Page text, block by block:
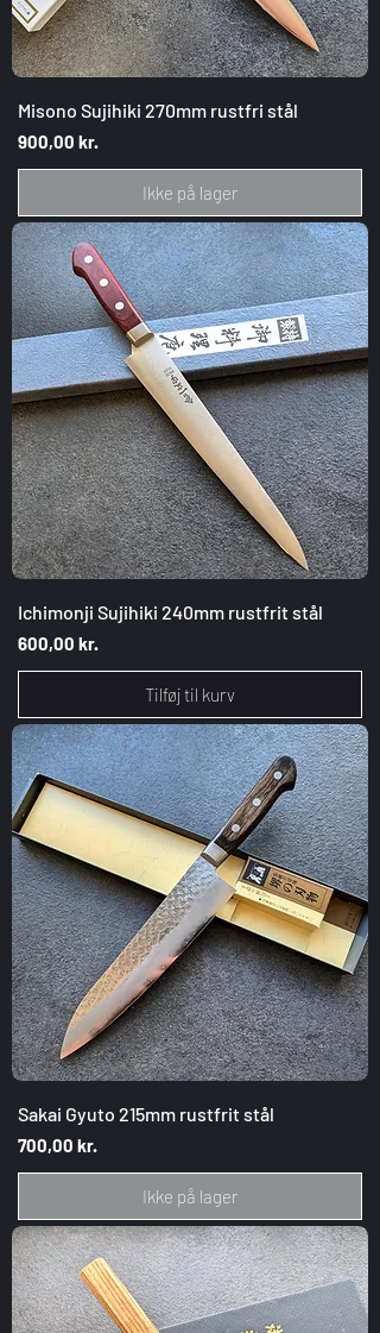
Misono Sujihiki 270mm rustfri stål
Pris
900,00 kr.
Ikke på lager
Ichimonji Sujihiki 240mm rustfrit stål
Pris
600,00 kr.
Tilføj til kurv
Sakai Gyuto 215mm rustfrit stål
Pris
700,00 kr.
Ikke på lager